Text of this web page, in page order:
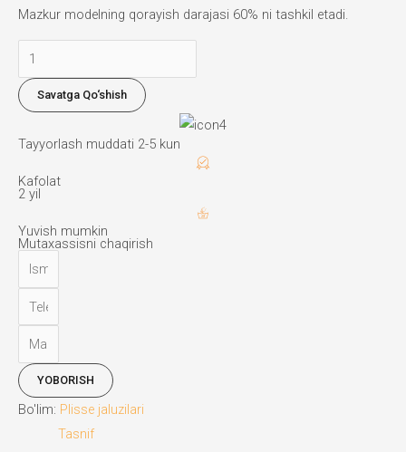
Mazkur modelning qorayish darajasi 60% ni tashkil etadi.
Plisse
jalyuzi
miqdori
Savatga Qo‘shish
Tayyorlash muddati 2-5 kun
Kafolat
2 yil
Yuvish mumkin
Mutaxassisni chaqirish
YOBORISH
Bo'lim: Plisse jaluzilari
Tasnif